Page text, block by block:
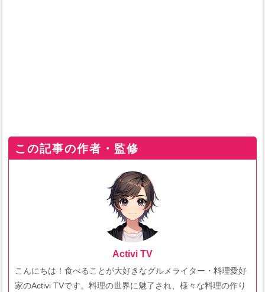
この記事の作者・監修
Activi TV
こんにちは！食べることが大好きなグルメライター・料理愛好
家のActivi TVです。料理の世界に魅了され、様々な料理の作り